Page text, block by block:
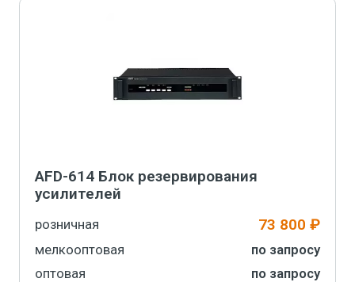
AFD-614 Блок резервирования
усилителей
розничная 73 800 ₽
мелкооптовая
по запросу
оптовая
по запросу